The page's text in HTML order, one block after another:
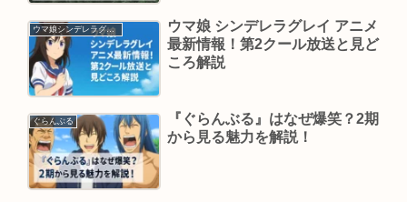
ウマ娘シンデレラグレイ
ウマ娘 シンデレラグレイ アニメ
最新情報！第2クール放送と見ど
ころ解説
ぐらんぶる
『ぐらんぶる』はなぜ爆笑？2期
から見る魅力を解説！